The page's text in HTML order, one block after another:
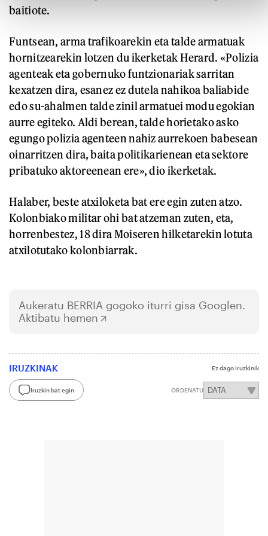
baitiote.
Funtsean, arma trafikoarekin eta talde armatuak
hornitzearekin lotzen du ikerketak Herard. «Polizia
agenteak eta gobernuko funtzionariak sarritan
kexatzen dira, esanez ez dutela nahikoa baliabide
edo su-ahalmen talde zinil armatuei modu egokian
aurre egiteko. Aldi berean, talde horietako asko
egungo polizia agenteen nahiz aurrekoen babesean
oinarritzen dira, baita politikarienean eta sektore
pribatuko aktoreenean ere», dio ikerketak.
Halaber, beste atxiloketa bat ere egin zuten atzo.
Kolonbiako militar ohi bat atzeman zuten, eta,
horrenbestez, 18 dira Moiseren hilketarekin lotuta
atxilotutako kolonbiarrak.
Aukeratu BERRIA gogoko iturri gisa Googlen.
Aktibatu hemen
IRUZKINAK Ez dago iruzkinik
Iruzkin bat egin ORDENATU